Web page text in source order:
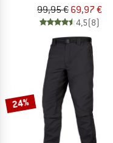
99,95 € 69,97 €
4,5(8)
24%